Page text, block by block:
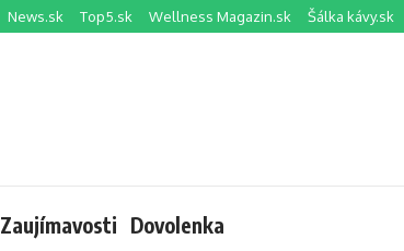
News.sk Top5.sk Wellness Magazin.sk Šálka kávy.sk
Zaujímavosti Dovolenka